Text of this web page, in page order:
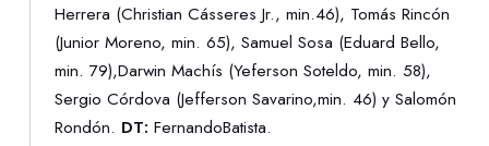
Herrera (Christian Cásseres Jr., min.46), Tomás Rincón
(Junior Moreno, min. 65), Samuel Sosa (Eduard Bello,
min. 79),Darwin Machís (Yeferson Soteldo, min. 58),
Sergio Córdova (Jefferson Savarino,min. 46) y Salomón
Rondón. DT:FernandoBatista.